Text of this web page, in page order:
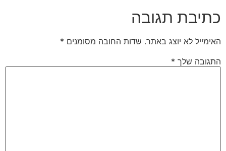
כתיבת תגובה
האימייל לא יוצג באתר. שדות החובה מסומנים *
התגובה שלך *